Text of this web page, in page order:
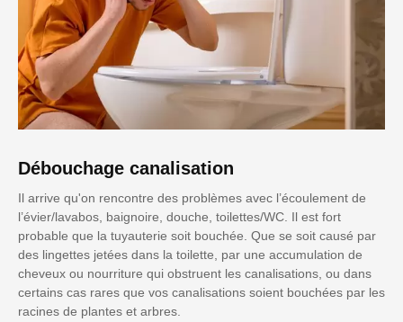
Débouchage canalisation
Il arrive qu'on rencontre des problèmes avec l’écoulement de
l’évier/lavabos, baignoire, douche, toilettes/WC. Il est fort
probable que la tuyauterie soit bouchée. Que se soit causé par
des lingettes jetées dans la toilette, par une accumulation de
cheveux ou nourriture qui obstruent les canalisations, ou dans
certains cas rares que vos canalisations soient bouchées par les
racines de plantes et arbres.